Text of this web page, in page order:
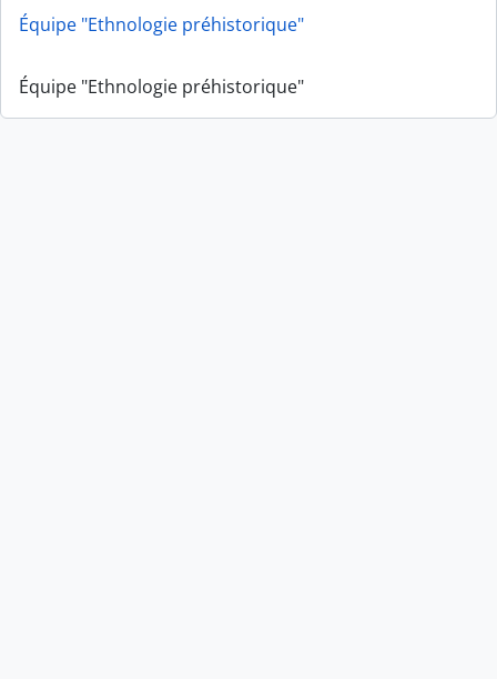
Équipe "Ethnologie préhistorique"
Équipe "Ethnologie préhistorique"